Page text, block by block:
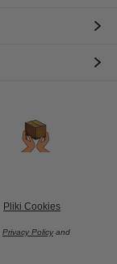
Pliki Cookies
Privacy Policy and